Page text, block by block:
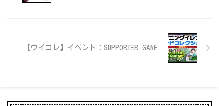
【ウイコレ】イベント：SUPPORTER GAME